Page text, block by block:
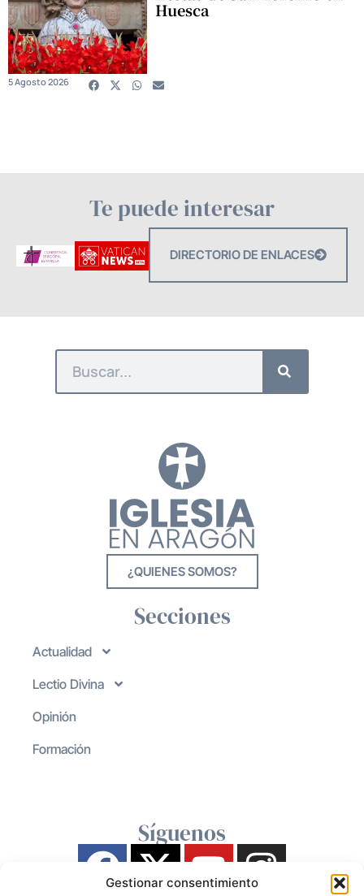
Gestionar consentimiento
Huesca
5 Agosto 2026
Te puede interesar
DIRECTORIO DE ENLACES
¿QUIENES SOMOS?
Secciones
Actualidad
Lectio Divina
Opinión
Formación
Síguenos